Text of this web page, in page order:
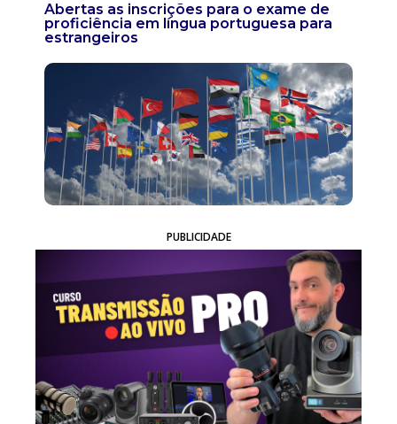
Abertas as inscrições para o exame de
proficiência em língua portuguesa para
estrangeiros
PUBLICIDADE